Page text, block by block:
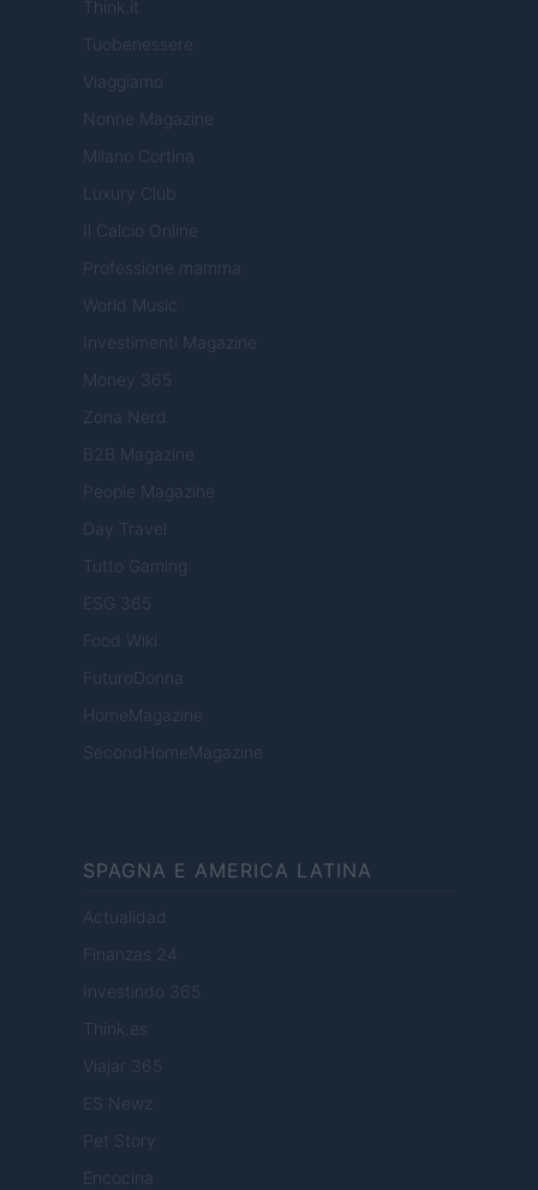
Think.it
Tuobenessere
Viaggiamo
Nonne Magazine
Milano Cortina
Luxury Club
Il Calcio Online
Professione mamma
World Music
Investimenti Magazine
Money 365
Zona Nerd
B2B Magazine
People Magazine
Day Travel
Tutto Gaming
ESG 365
Food Wiki
FuturoDonna
HomeMagazine
SecondHomeMagazine
SPAGNA E AMERICA LATINA
Actualidad
Finanzas 24
Investindo 365
Think.es
Viajar 365
ES Newz
Pet Story
Encocina